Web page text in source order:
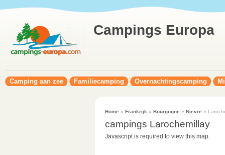
Campings Europa
Camping aan zee Familiecamping Overnachtingscamping
Home » Frankrijk » Bourgogne » Nievre »
campings Larochemillay
Javascript is required to view this map.